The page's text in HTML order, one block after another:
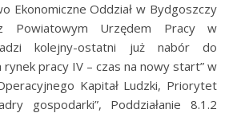
Powiatowym Urzędem Pracy w
kolejny-ostatni już nabór do
pracy IV – czas na nowy start” w
Kapitał Ludzki, Priorytet
gospodarki”, Poddziałanie 8.1.2